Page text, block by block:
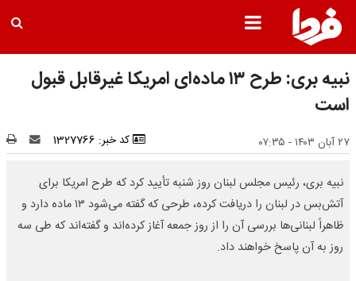
نبیه بری: طرح ۱۳ ماده‌ای امریکا غیرقابل قبول
است
۲۷ آبان ۱۴۰۳ - ۰۷:۳۵ کد خبر: 1327766
نبیه بری، رئیس مجلس لبنان روز شنبه تأیید کرد که طرح امریکا برای
آتش‌بس در لبنان را دریافت کرده، طرحی که گفته می‌شود ۱۳ ماده دارد و
ظاهراً لبنانی‌ها بررسی آن را از روز جمعه آغاز کرده‌اند و گفته‌اند که طی سه
روز به آن پاسخ خواهند داد.